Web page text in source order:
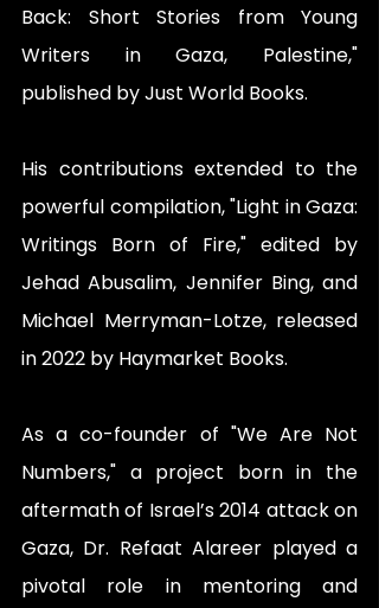
Back: Short Stories from Young
Writers in Gaza, Palestine,"
published by Just World Books.
His contributions extended to the
powerful compilation, "Light in Gaza:
Writings Born of Fire," edited by
Jehad Abusalim, Jennifer Bing, and
Michael Merryman-Lotze, released
in 2022 by Haymarket Books.
As a co-founder of "We Are Not
Numbers," a project born in the
aftermath of Israel’s 2014 attack on
Gaza, Dr. Refaat Alareer played a
pivotal role in mentoring and